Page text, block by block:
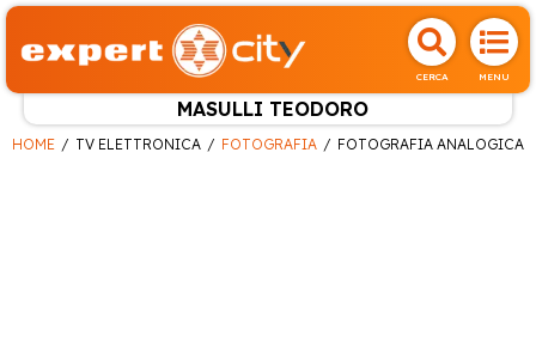
CERCA MENU
MASULLI TEODORO
HOME TV ELETTRONICA FOTOGRAFIA FOTOGRAFIA ANALOGICA